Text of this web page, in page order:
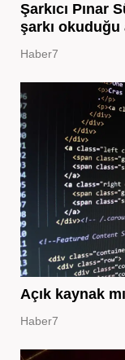
Şarkıcı Pınar
şarkı okuduğu
Haber7
Açık kaynak
Haber7